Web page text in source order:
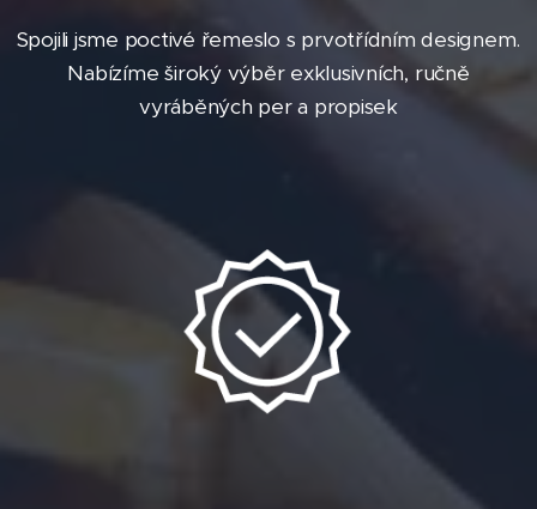
Spojili jsme poctivé řemeslo s prvotřídním designem.
Nabízíme široký výběr exklusivních, ručně
vyráběných per a propisek